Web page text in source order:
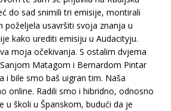
do sad snimili tri emisije, montirali
usavršiti svoja znanja u
kako urediti emisiju u Audacityju.
moja očekivanja. S ostalim dvjema
Matagom i Bernardom Pintar
i bile smo baš uigran tim. Naša
online. Radili smo i hibridno, odnosno
u školi u Španskom, budući da je